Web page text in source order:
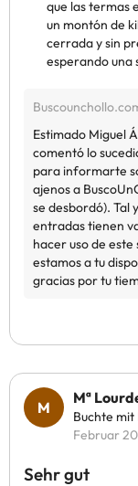
que las termas
un montón de
cerrada y sin
esperando una
Mª
Buchte mit
Februar
Sehr gut